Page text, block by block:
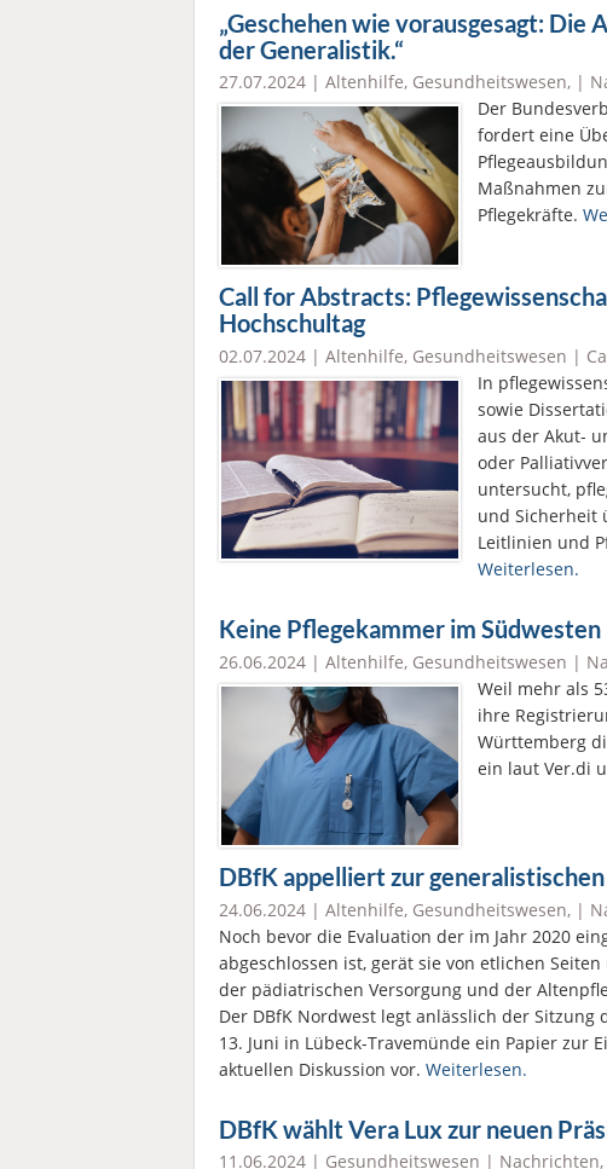
„Geschehen wie vorausgesagt:
der Generalistik.“
27.07.2024 | Altenhilfe, Gesundheitswesen, |
Der
fordert eine
Maßnahmen
Pflegekräfte.
Call for Abstracts:
Hochschultag
02.07.2024 | Altenhilfe, Gesundheitswesen |
In
sowie
aus der Akut-
oder
untersucht,
und Sicherheit
Leitlinien und
Weiterlesen.
Keine Pflegekammer im Südwesten
26.06.2024 | Altenhilfe, Gesundheitswesen |
Weil mehr als
ihre
Württemberg
ein laut Ver.di
DBfK appelliert zur
24.06.2024 | Altenhilfe, Gesundheitswesen, |
Noch bevor die Evaluation der im Jahr 2020
abgeschlossen ist, gerät sie von etlichen
der pädiatrischen Versorgung und der
Der DBfK Nordwest legt anlässlich der
13. Juni in Lübeck-Travemünde ein Papier
aktuellen Diskussion vor. Weiterlesen.
DBfK wählt Vera Lux zur neuen
11.06.2024 | Gesundheitswesen | Nachrichten,